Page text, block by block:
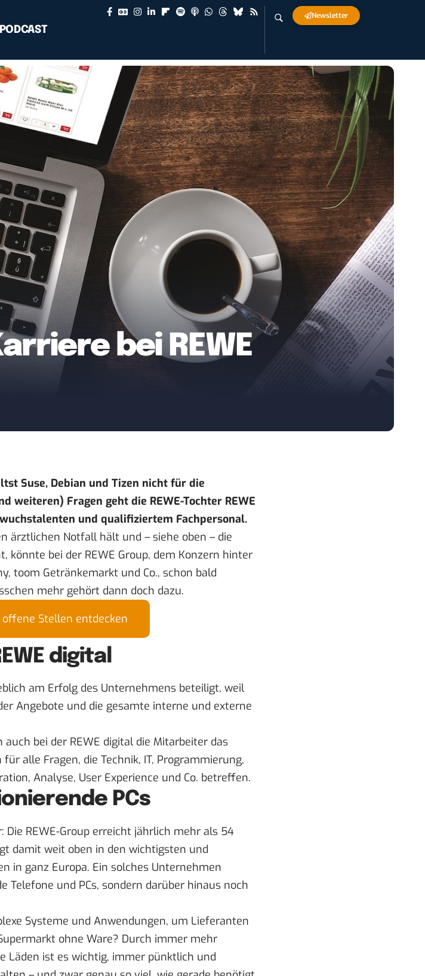
PODCAST
Newsletter
bei REWE
Suse, Debian und Tizen nicht für die
weiteren) Fragen geht die REWE-Tochter REWE
und qualifiziertem Fachpersonal.
ärztlichen Notfall hält und – siehe oben – die
könnte bei der REWE Group, dem Konzern hinter
toom Getränkemarkt und Co., schon bald
mehr gehört dann doch dazu.
Stellen entdecken
digital
am Erfolg des Unternehmens beteiligt, weil
Angebote und die gesamte interne und externe
bei der REWE digital die Mitarbeiter das
alle Fragen, die Technik, IT, Programmierung,
Analyse, User Experience und Co. betreffen.
PCs
Die REWE-Group erreicht jährlich mehr als 54
damit weit oben in den wichtigsten und
in ganz Europa. Ein solches Unternehmen
und PCs, sondern darüber hinaus noch
Systeme und Anwendungen, um Lieferanten
ohne Ware? Durch immer mehr
Läden ist es wichtig, immer pünktlich und